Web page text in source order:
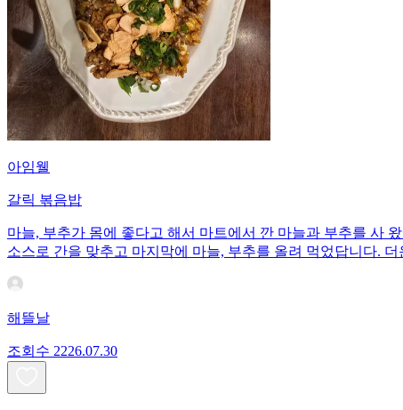
아임웰
갈릭 볶음밥
마늘, 부추가 몸에 좋다고 해서 마트에서 깐 마늘과 부추를 사
소스로 간을 맞추고 마지막에 마늘, 부추를 올려 먹었답니다.
해뜰날
조회수 2226.07.30